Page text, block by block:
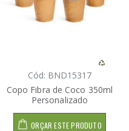
Cód: BND15317
Copo Fibra de Coco 350ml
Personalizado
ORÇAR ESTE PRODUTO